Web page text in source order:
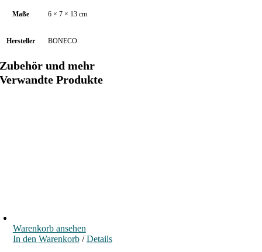
Maße 6 × 7 × 13 cm
Hersteller BONECO
Zubehör und mehr
Verwandte Produkte
Warenkorb ansehen
In den Warenkorb / Details